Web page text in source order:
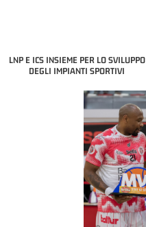
LNP E ICS INSIEME PER LO SVILUPPO
DEGLI IMPIANTI SPORTIVI